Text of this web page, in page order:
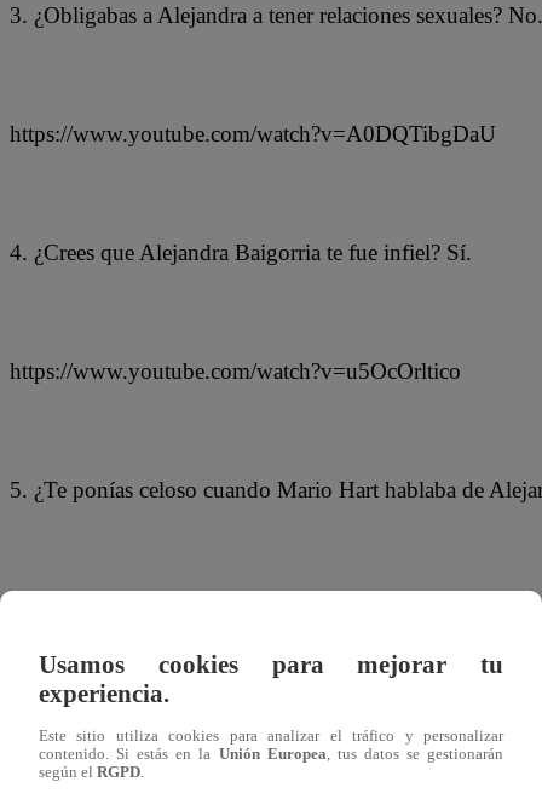
3. ¿Obligabas a Alejandra a tener relaciones sexuales? No.
https://www.youtube.com/watch?v=A0DQTibgDaU
4. ¿Crees que Alejandra Baigorria te fue infiel? Sí.
https://www.youtube.com/watch?v=u5OcOrltico
5. ¿Te ponías celoso cuando Mario Hart hablaba de
6. ¿Te hablaba mal Alejandra Baigorria de Mario Hart?
Usamos cookies para mejorar tu
experiencia.
Este sitio utiliza cookies para analizar el tráfico y personalizar
contenido. Si estás en la Unión Europea, tus datos se gestionarán
según el RGPD.